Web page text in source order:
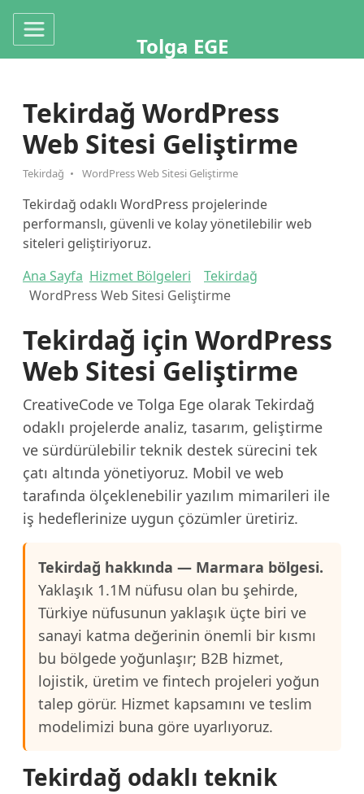
Tolga EGE
Tekirdağ WordPress
Web Sitesi Geliştirme
Tekirdağ WordPress Web Sitesi Geliştirme
Tekirdağ odaklı WordPress projelerinde
performanslı, güvenli ve kolay yönetilebilir web
siteleri geliştiriyoruz.
Ana Sayfa Hizmet Bölgeleri
Tekirdağ
WordPress Web Sitesi Geliştirme
Tekirdağ için WordPress
Web Sitesi Geliştirme
CreativeCode ve Tolga Ege olarak Tekirdağ
odaklı projelerde analiz, tasarım, geliştirme
ve sürdürülebilir teknik destek sürecini tek
çatı altında yönetiyoruz. Mobil ve web
tarafında ölçeklenebilir yazılım mimarileri ile
iş hedeflerinize uygun çözümler üretiriz.
Tekirdağ hakkında — Marmara bölgesi.
Yaklaşık 1.1M nüfusu olan bu şehirde,
Türkiye nüfusunun yaklaşık üçte biri ve
sanayi katma değerinin önemli bir kısmı
bu bölgede yoğunlaşır; B2B hizmet,
lojistik, üretim ve fintech projeleri yoğun
talep görür. Hizmet kapsamını ve teslim
modelimizi buna göre uyarlıyoruz.
Tekirdağ odaklı teknik